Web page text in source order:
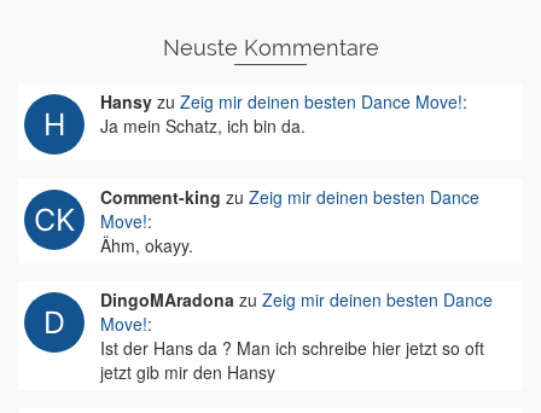
Neuste Kommentare
Hansy zu Zeig mir deinen besten Dance Move!:
Ja mein Schatz, ich bin da.
Comment-king zu Zeig mir deinen besten Dance
Move!:
Ähm, okayy.
DingoMAradona zu Zeig mir deinen besten Dance
Move!:
Ist der Hans da ? Man ich schreibe hier jetzt so oft
jetzt gib mir den Hansy